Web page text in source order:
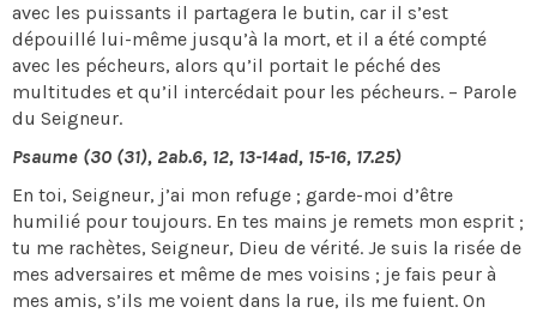
avec les puissants il partagera le butin, car il s’est
dépouillé lui-même jusqu’à la mort, et il a été compté
avec les pécheurs, alors qu’il portait le péché des
multitudes et qu’il intercédait pour les pécheurs. – Parole
du Seigneur.
Psaume (30 (31), 2ab.6, 12, 13-14ad, 15-16, 17.25)
En toi, Seigneur, j’ai mon refuge ; garde-moi d’être
humilié pour toujours. En tes mains je remets mon esprit ;
tu me rachètes, Seigneur, Dieu de vérité. Je suis la risée de
mes adversaires et même de mes voisins ; je fais peur à
mes amis, s’ils me voient dans la rue, ils me fuient. On